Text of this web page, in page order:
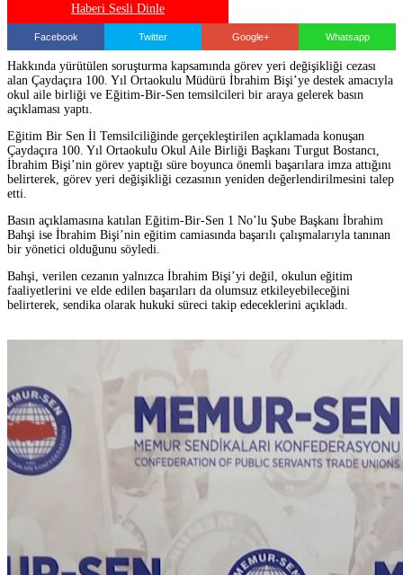
Haberi Sesli Dinle
Facebook Twitter Google+ Whatsapp
Hakkında yürütülen soruşturma kapsamında görev yeri değişikliği cezası
alan Çaydaçıra 100. Yıl Ortaokulu Müdürü İbrahim Bişi’ye destek amacıyla
okul aile birliği ve Eğitim-Bir-Sen temsilcileri bir araya gelerek basın
açıklaması yaptı.
Eğitim Bir Sen İl Temsilciliğinde gerçekleştirilen açıklamada konuşan
Çaydaçıra 100. Yıl Ortaokulu Okul Aile Birliği Başkanı Turgut Bostancı,
İbrahim Bişi’nin görev yaptığı süre boyunca önemli başarılara imza attığını
belirterek, görev yeri değişikliği cezasının yeniden değerlendirilmesini talep
etti.
Basın açıklamasına katılan Eğitim-Bir-Sen 1 No’lu Şube Başkanı İbrahim
Bahşi ise İbrahim Bişi’nin eğitim camiasında başarılı çalışmalarıyla tanınan
bir yönetici olduğunu söyledi.
Bahşi, verilen cezanın yalnızca İbrahim Bişi’yi değil, okulun eğitim
faaliyetlerini ve elde edilen başarıları da olumsuz etkileyebileceğini
belirterek, sendika olarak hukuki süreci takip edeceklerini açıkladı.